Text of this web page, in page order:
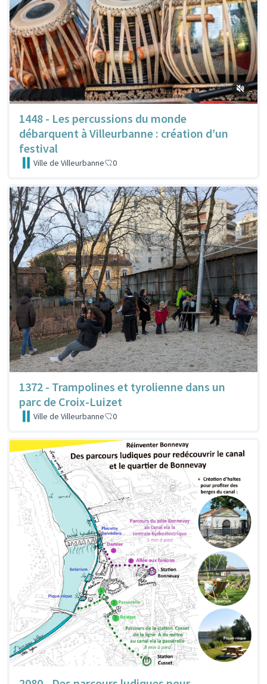
1448 - Les percussions du monde
débarquent à Villeurbanne : création d’un
festival
Ville de Villeurbanne 0
1372 - Trampolines et tyrolienne dans un
parc de Croix-Luizet
Ville de Villeurbanne 0